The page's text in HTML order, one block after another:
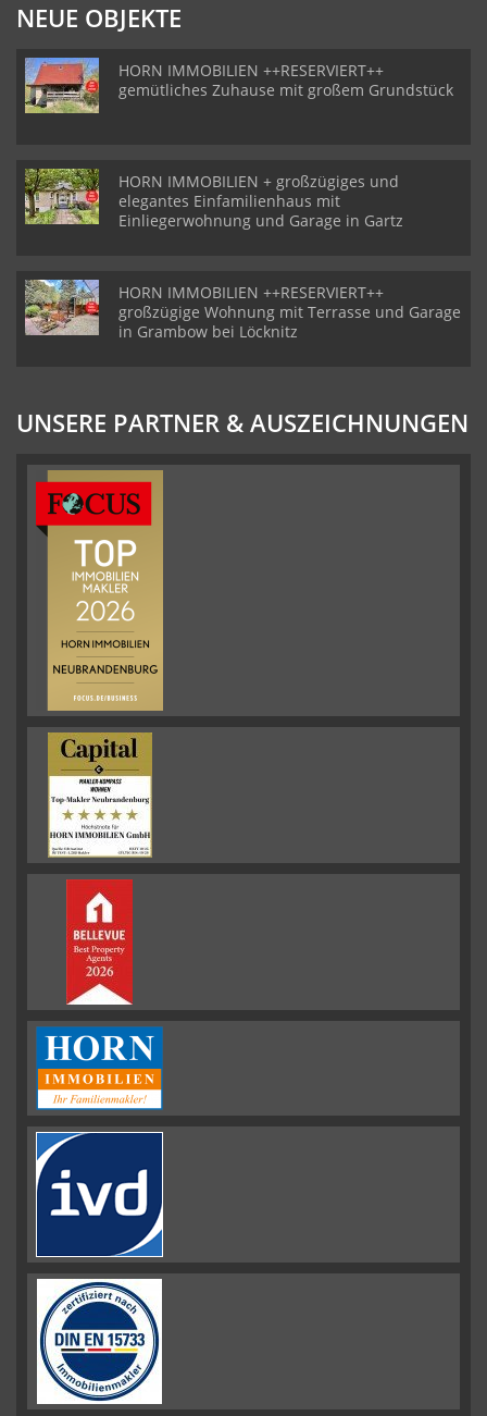
NEUE OBJEKTE
HORN IMMOBILIEN ++RESERVIERT++
gemütliches Zuhause mit großem Grundstück
HORN IMMOBILIEN + großzügiges und
elegantes Einfamilienhaus mit
Einliegerwohnung und Garage in Gartz
HORN IMMOBILIEN ++RESERVIERT++
großzügige Wohnung mit Terrasse und Garage
in Grambow bei Löcknitz
UNSERE PARTNER & AUSZEICHNUNGEN